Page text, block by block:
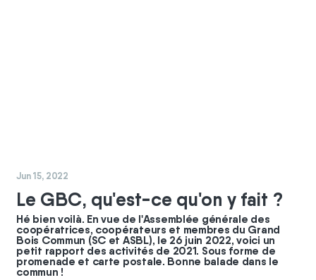
#coopérateurs
Jun 15, 2022
Le GBC, qu'est-ce qu'on y fait ?
Hé bien voilà. En vue de l'Assemblée générale des
coopératrices, coopérateurs et membres du Grand
Bois Commun (SC et ASBL), le 26 juin 2022, voici un
petit rapport des activités de 2021. Sous forme de
promenade et carte postale. Bonne balade dans le
commun !